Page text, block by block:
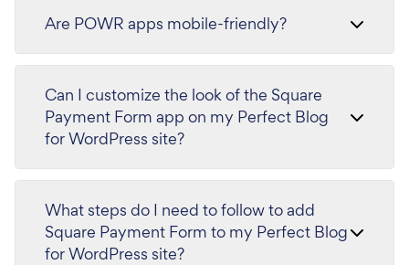
Are POWR apps mobile-friendly?
Can I customize the look of the Square
Payment Form app on my Perfect Blog
for WordPress site?
What steps do I need to follow to add
Square Payment Form to my Perfect Blog
for WordPress site?